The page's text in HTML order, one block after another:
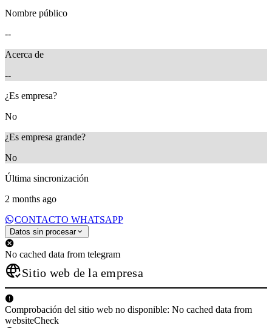
Nombre público
--
Acerca de
--
¿Es empresa?
No
¿Es empresa grande?
No
Última sincronización
2 months ago
CONTACTO WHATSAPP
Datos sin procesar
No cached data from telegram
Sitio web de la empresa
Comprobación del sitio web no disponible: No cached data from
websiteCheck